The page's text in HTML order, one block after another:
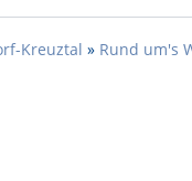
Kreuztal » Rund um's